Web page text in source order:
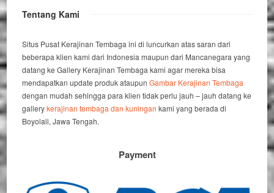
Tentang Kami
Situs Pusat Kerajinan Tembaga ini di luncurkan atas saran dari
beberapa klien kami dari Indonesia maupun dari Mancanegara yang
datang ke Gallery Kerajinan Tembaga kami agar mereka bisa
mendapatkan update produk ataupunGambar Kerajinan Tembaga
dengan mudah sehingga para klien tidak perlu jauh – jauh datang ke
gallerykerajinan tembaga dan kuningan kami yang berada di
Boyolali, Jawa Tengah.
Payment